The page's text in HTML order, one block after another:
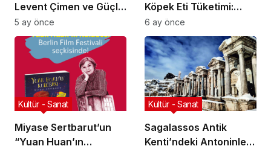
Levent Çimen ve Güçlü
Mizahın Formülü
5 ay önce
Köpek Eti Tüketimi:
Yokluk Değil Ritüel
6 ay önce
Miyase Sertbarut’un
“Yuan Huan’ın
Kültür - Sanat
Sagalassos Antik
Kenti’ndeki Antoninler
Kültür - Sanat